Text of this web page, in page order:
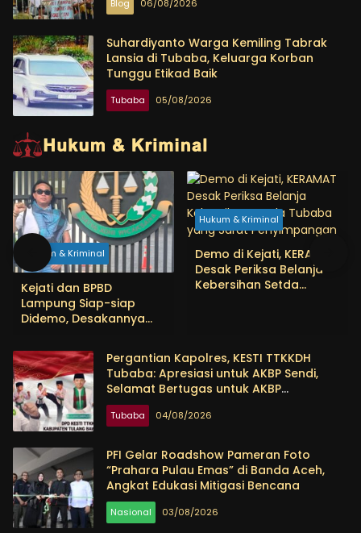
Blog 06/08/2026
Suhardiyanto Warga Kemiling Tabrak
Lansia di Tubaba, Keluarga Korban
Tunggu Etikad Baik
Tubaba 05/08/2026
Hukum & Kriminal
Kejati dan BPBD
Lampung Siap-siap
Didemo, Desakannya
Penyimpangan Proyek
Air Bersih 2025-2026
Hukum & Kriminal
Demo di Kejati, KERAMAT
Desak Periksa Belanja
Kebersihan Setda
Pergantian Kapolres, KESTI TTKKDH
Tubaba: Apresiasi untuk AKBP Sendi,
Selamat Bertugas untuk AKBP
Himmawan
Tubaba 04/08/2026
PFI Gelar Roadshow Pameran Foto
“Prahara Pulau Emas” di Banda Aceh,
Angkat Edukasi Mitigasi Bencana
Nasional 03/08/2026